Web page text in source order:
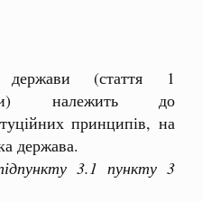
держави (стаття 1
належить до
принципів, на
держава.
3.1 пункту 3